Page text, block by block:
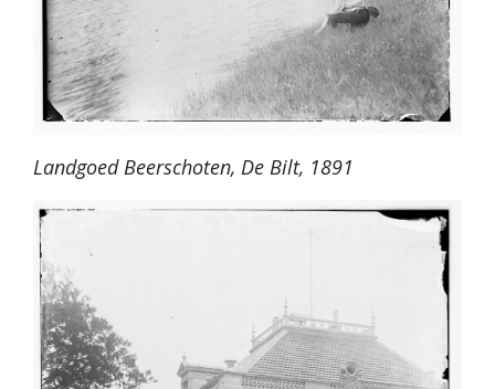
Landgoed Beerschoten, De Bilt, 1891